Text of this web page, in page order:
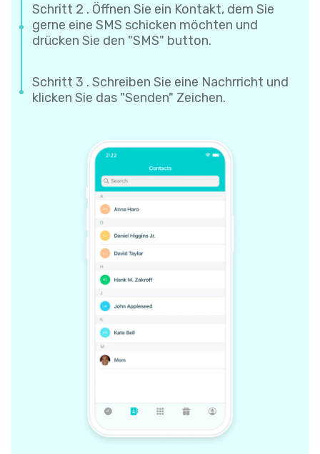
Schritt 2 . Öffnen Sie ein Kontakt, dem Sie
gerne eine SMS schicken möchten und
drücken Sie den "SMS" button.
Schritt 3 . Schreiben Sie eine Nachrricht und
klicken Sie das "Senden" Zeichen.